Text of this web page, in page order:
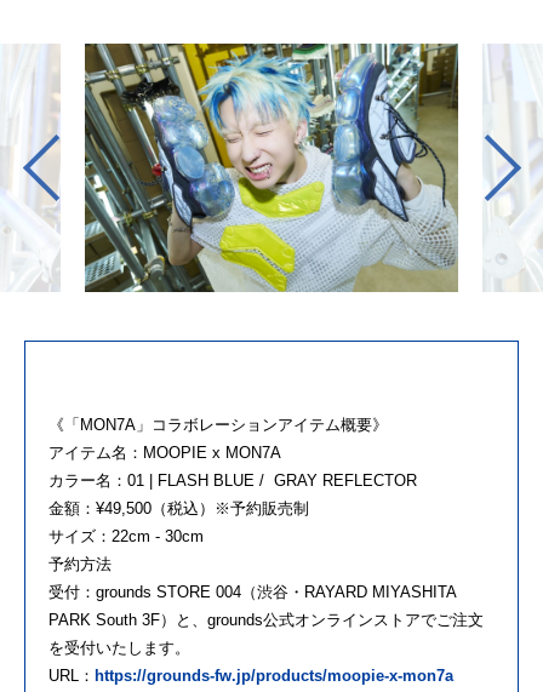
《「MON7A」コラボレーションアイテム概要》
アイテム名：MOOPIE x MON7A
カラー名：01 | FLASH BLUE / GRAY REFLECTOR
金額：¥49,500（税込）※予約販売制
サイズ：22cm - 30cm
予約方法
受付：grounds STORE 004（渋谷・RAYARD MIYASHITA
PARK South 3F）と、grounds公式オンラインストアでご注文
を受付いたします。
URL： https://grounds-fw.jp/products/moopie-x-mon7a